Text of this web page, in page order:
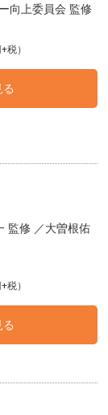
向上委員会 監修
）
監修 ／大曽根佑
）